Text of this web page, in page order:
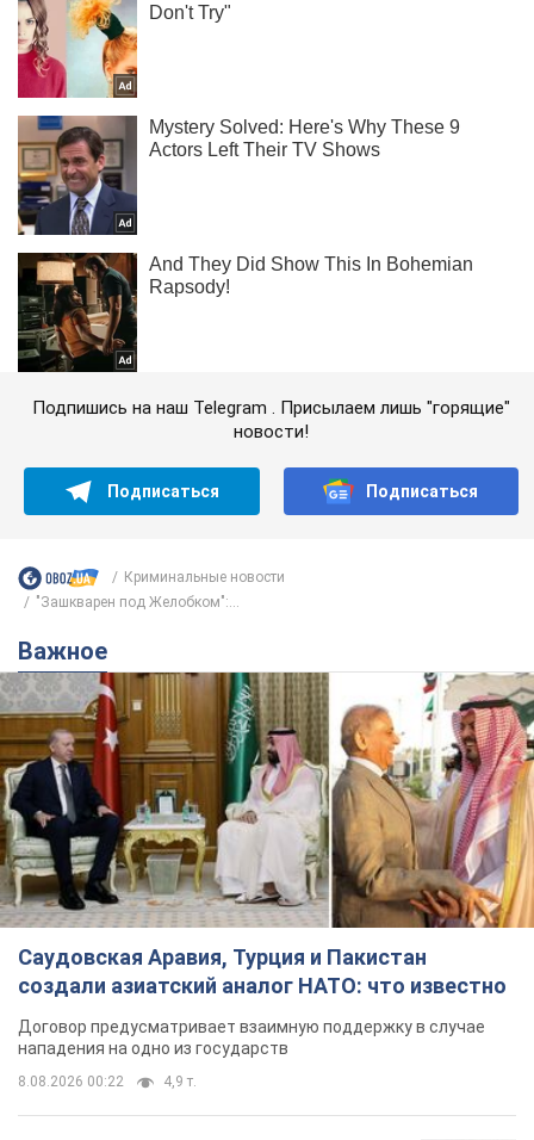
Подпишись на наш Telegram . Присылаем лишь "горящие"
новости!
Подписаться Подписаться
Криминальные новости
"Зашкварен под Желобком":...
Важное
Саудовская Аравия, Турция и Пакистан
создали азиатский аналог НАТО: что известно
Договор предусматривает взаимную поддержку в случае
нападения на одно из государств
8.08.2026 00:22 4,9 т.